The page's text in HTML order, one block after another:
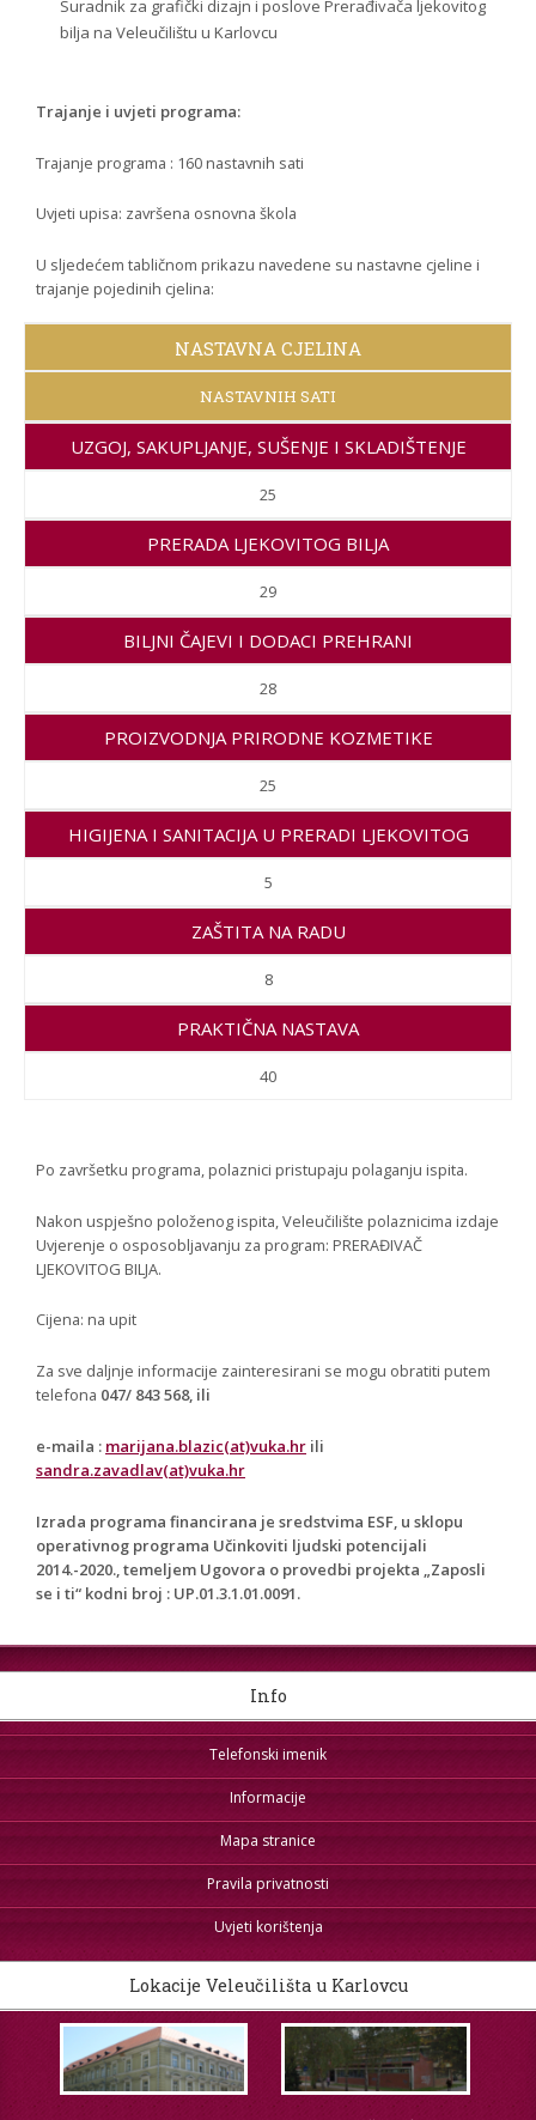
Suradnik za grafički dizajn i poslove Prerađivača ljekovitog
bilja na Veleučilištu u Karlovcu
Trajanje i uvjeti programa:
Trajanje programa : 160 nastavnih sati
Uvjeti upisa: završena osnovna škola
U sljedećem tabličnom prikazu navedene su nastavne cjeline i
trajanje pojedinih cjelina:
NASTAVNA CJELINA
NASTAVNIH SATI
UZGOJ, SAKUPLJANJE, SUŠENJE I SKLADIŠTENJE
25
PRERADA LJEKOVITOG BILJA
29
BILJNI ČAJEVI I DODACI PREHRANI
28
PROIZVODNJA PRIRODNE KOZMETIKE
25
HIGIJENA I SANITACIJA U PRERADI LJEKOVITOG
5
ZAŠTITA NA RADU
8
PRAKTIČNA NASTAVA
40
Po završetku programa, polaznici pristupaju polaganju ispita.
Nakon uspješno položenog ispita, Veleučilište polaznicima izdaje
Uvjerenje o osposobljavanju za program: PRERAĐIVAČ
LJEKOVITOG BILJA.
Cijena: na upit
Za sve daljnje informacije zainteresirani se mogu obratiti putem
telefona 047/ 843 568, ili
e-maila : marijana.blazic(at)vuka.hr ili
sandra.zavadlav(at)vuka.hr
Izrada programa financirana je sredstvima ESF, u sklopu
operativnog programa Učinkoviti ljudski potencijali
2014.-2020., temeljem Ugovora o provedbi projekta „Zaposli
se i ti“ kodni broj : UP.01.3.1.01.0091.
Info
Telefonski imenik
Informacije
Mapa stranice
Pravila privatnosti
Uvjeti korištenja
Lokacije Veleučilišta u Karlovcu